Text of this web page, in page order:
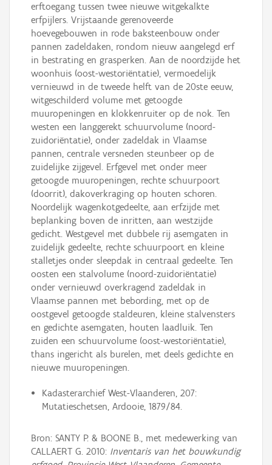
erftoegang tussen twee nieuwe witgekalkte
erfpijlers. Vrijstaande gerenoveerde
hoevegebouwen in rode baksteenbouw onder
pannen zadeldaken, rondom nieuw aangelegd erf
in bestrating en grasperken. Aan de noordzijde het
woonhuis (oost-westoriëntatie), vermoedelijk
vernieuwd in de tweede helft van de 20ste eeuw,
witgeschilderd volume met getoogde
muuropeningen en klokkenruiter op de nok. Ten
westen een langgerekt schuurvolume (noord-
zuidoriëntatie), onder zadeldak in Vlaamse
pannen, centrale versneden steunbeer op de
zuidelijke zijgevel. Erfgevel met onder meer
getoogde muuropeningen, rechte schuurpoort
(doorrit), dakoverkraging op houten schoren.
Noordelijk wagenkotgedeelte, aan erfzijde met
beplanking boven de inritten, aan westzijde
gedicht. Westgevel met dubbele rij asemgaten in
zuidelijk gedeelte, rechte schuurpoort en kleine
stalletjes onder sleepdak in centraal gedeelte. Ten
oosten een stalvolume (noord-zuidoriëntatie)
onder vernieuwd overkragend zadeldak in
Vlaamse pannen met bebording, met op de
oostgevel getoogde staldeuren, kleine stalvensters
en gedichte asemgaten, houten laadluik. Ten
zuiden een schuurvolume (oost-westoriëntatie),
thans ingericht als burelen, met deels gedichte en
nieuwe muuropeningen.
Kadasterarchief West-Vlaanderen, 207:
Mutatieschetsen, Ardooie, 1879/84.
Bron: SANTY P. & BOONE B., met medewerking van
CALLAERT G. 2010: Inventaris van het bouwkundig